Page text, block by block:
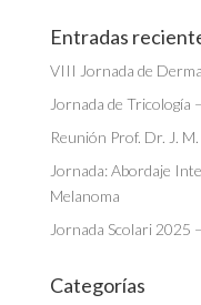
Entradas
VIII Jornada de
Jornada de Tricología
Reunión Prof. Dr. J.
Jornada: Abordaje
Melanoma
Jornada Scolari 2025
Categorías